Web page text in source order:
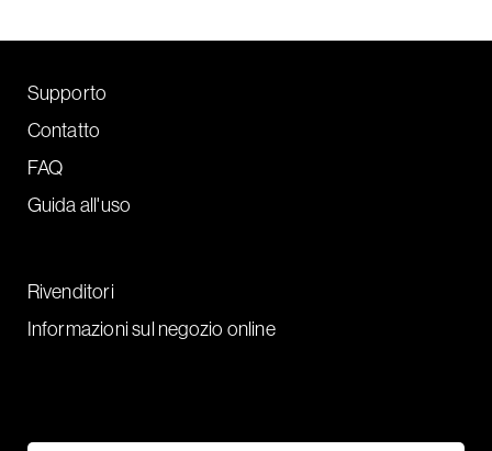
Supporto
Contatto
FAQ
Guida all'uso
Rivenditori
Informazioni sul negozio online